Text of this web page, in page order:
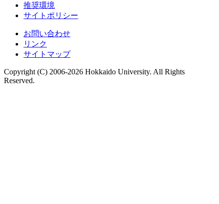
推奨環境
サイトポリシー
お問い合わせ
リンク
サイトマップ
Copyright (C) 2006-2026 Hokkaido University. All Rights
Reserved.